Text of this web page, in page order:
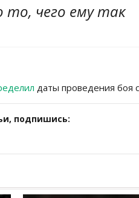
то, чего ему так
даты проведения боя
подпишись: